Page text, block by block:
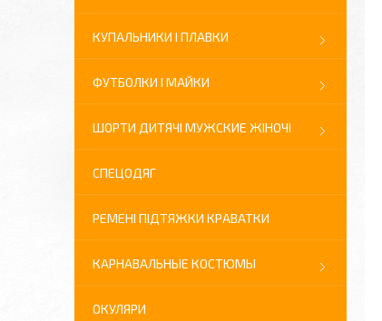
КУПАЛЬНИКИ І ПЛАВКИ
ФУТБОЛКИ І МАЙКИ
ШОРТИ ДИТЯЧІ МУЖСКИЕ ЖІНОЧІ
СПЕЦОДЯГ
РЕМЕНІ ПІДТЯЖКИ КРАВАТКИ
КАРНАВАЛЬНЫЕ КОСТЮМЫ
ОКУЛЯРИ